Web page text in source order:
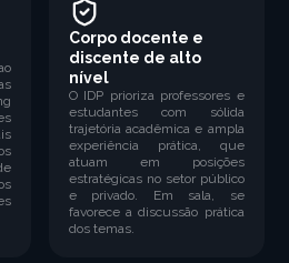
Corpo docente e
discente de alto
nível
O IDP prioriza professores e
estudantes com sólida
trajetória acadêmica e ampla
experiência prática, que
atuam em posições
estratégicas no setor público
e privado. Em sala, se
favorece a discussão prática
dos temas.